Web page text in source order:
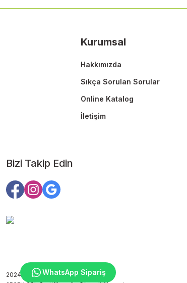
Bu ürüne benzer farklı alternatifler olmalı.
Kurumsal
Hakkımızda
Sıkça Sorulan Sorular
Online Katalog
İletişim
Bizi Takip Edin
2024 Copyright ©edutoys.com
WhatsApp Sipariş